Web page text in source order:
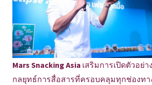
Mars Snacking Asia เสริมการเปิดตัวอย่
กลยุทธ์การสื่อสารที่ครอบคลุมทุกช่องทา